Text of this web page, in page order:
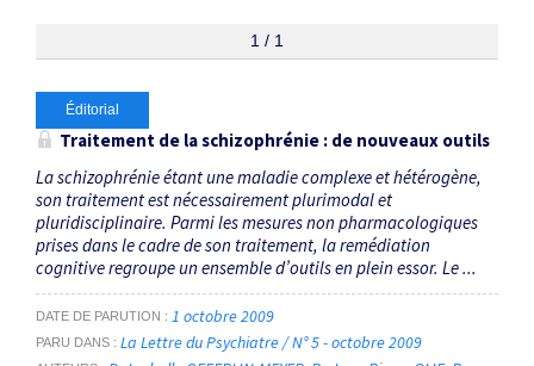
1 / 1
Éditorial
Traitement de la schizophrénie : de nouveaux outils
La schizophrénie étant une maladie complexe et hétérogène,
son traitement est nécessairement plurimodal et
pluridisciplinaire. Parmi les mesures non pharmacologiques
prises dans le cadre de son traitement, la remédiation
cognitive regroupe un ensemble d’outils en plein essor. Le ...
DATE DE PARUTION 1 octobre 2009
PARU DANS La Lettre du Psychiatre / N° 5 - octobre 2009